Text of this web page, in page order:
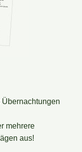
mehrere
aus!